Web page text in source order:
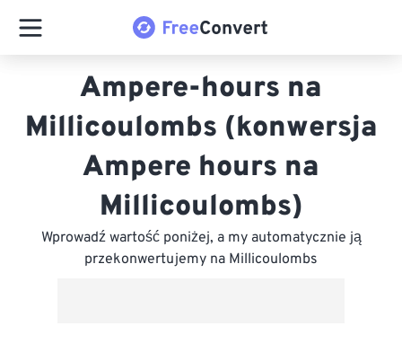
Ampere-hours na
Millicoulombs (konwersja
Ampere hours na
Millicoulombs)
Wprowadź wartość poniżej, a my automatycznie ją
przekonwertujemy na Millicoulombs